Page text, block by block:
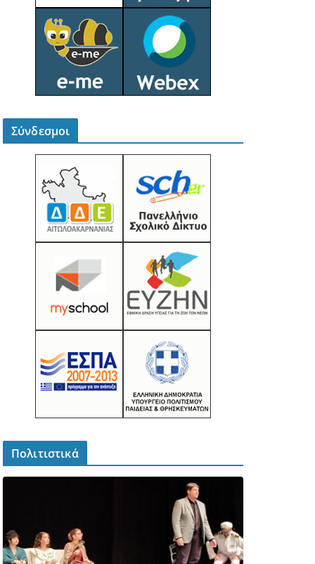
Σύνδεσμοι
Πολιτιστικά